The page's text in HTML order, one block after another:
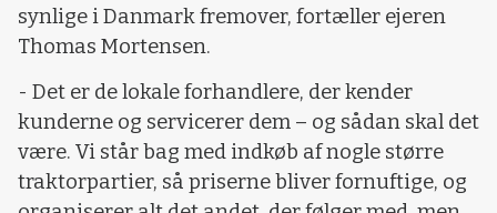
synlige i Danmark fremover, fortæller ejeren
Thomas Mortensen.
- Det er de lokale forhandlere, der kender
kunderne og servicerer dem – og sådan skal det
være. Vi står bag med indkøb af nogle større
traktorpartier, så priserne bliver fornuftige, og